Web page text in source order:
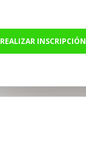
REALIZAR INSCRIPCIÓN